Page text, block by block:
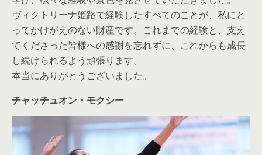
ヴィクトリーナ姫路で経験したすべてのことが、私にと
ってかけがえのない財産です。これまでの経験と、支え
てくださった皆様への感謝を忘れずに、これからも成長
し続けられるよう頑張ります。
本当にありがとうございました。
チャッチュオン・モクシー